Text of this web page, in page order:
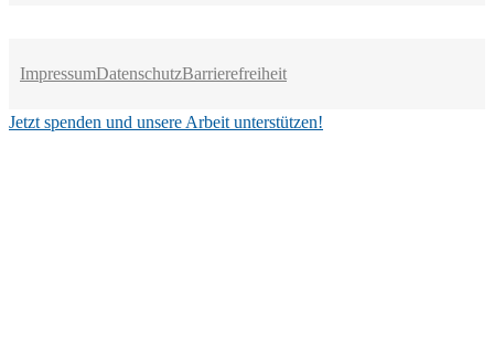
ImpressumDatenschutzBarrierefreiheit
Jetzt spenden und unsere Arbeit unterstützen!